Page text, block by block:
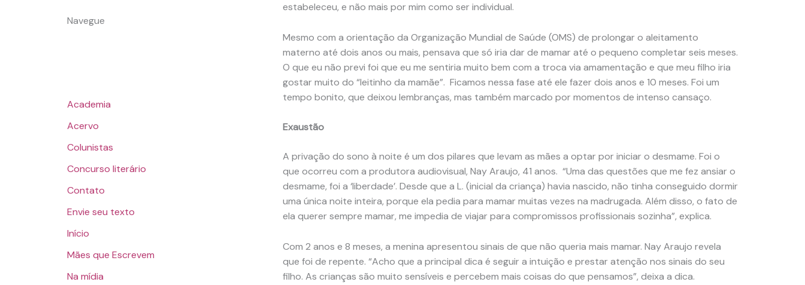
Navegue
Academia
Acervo
Colunistas
Concurso literário
Contato
Envie seu texto
Início
Mães que Escrevem
Na mídia
estabeleceu, e não mais por mim como ser individual.
Mesmo com a orientação da Organização Mundial de Saúde (OMS) de prolongar o aleitamento
materno até dois anos ou mais, pensava que só iria dar de mamar até o pequeno completar seis meses.
O que eu não previ foi que eu me sentiria muito bem com a troca via amamentação e que meu filho iria
gostar muito do “leitinho da mamãe”. Ficamos nessa fase até ele fazer dois anos e 10 meses. Foi um
tempo bonito, que deixou lembranças, mas também marcado por momentos de intenso cansaço.
Exaustão
A privação do sono à noite é um dos pilares que levam as mães a optar por iniciar o desmame. Foi o
que ocorreu com a produtora audiovisual, Nay Araujo, 41 anos. “Uma das questões que me fez ansiar o
desmame, foi a ‘liberdade’. Desde que a L. (inicial da criança) havia nascido, não tinha conseguido dormir
uma única noite inteira, porque ela pedia para mamar muitas vezes na madrugada. Além disso, o fato de
ela querer sempre mamar, me impedia de viajar para compromissos profissionais sozinha”, explica.
Com 2 anos e 8 meses, a menina apresentou sinais de que não queria mais mamar. Nay Araujo revela
que foi de repente. “Acho que a principal dica é seguir a intuição e prestar atenção nos sinais do seu
filho. As crianças são muito sensíveis e percebem mais coisas do que pensamos”, deixa a dica.